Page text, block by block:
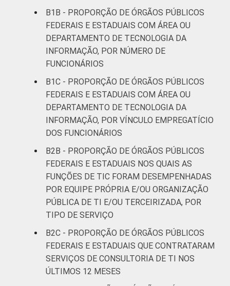
B1B - PROPORÇÃO DE ÓRGÃOS PÚBLICOS
FEDERAIS E ESTADUAIS COM ÁREA OU
DEPARTAMENTO DE TECNOLOGIA DA
INFORMAÇÃO, POR NÚMERO DE
FUNCIONÁRIOS
B1C - PROPORÇÃO DE ÓRGÃOS PÚBLICOS
FEDERAIS E ESTADUAIS COM ÁREA OU
DEPARTAMENTO DE TECNOLOGIA DA
INFORMAÇÃO, POR VÍNCULO EMPREGATÍCIO
DOS FUNCIONÁRIOS
B2B - PROPORÇÃO DE ÓRGÃOS PÚBLICOS
FEDERAIS E ESTADUAIS NOS QUAIS AS
FUNÇÕES DE TIC FORAM DESEMPENHADAS
POR EQUIPE PRÓPRIA E/OU ORGANIZAÇÃO
PÚBLICA DE TI E/OU TERCEIRIZADA, POR
TIPO DE SERVIÇO
B2C - PROPORÇÃO DE ÓRGÃOS PÚBLICOS
FEDERAIS E ESTADUAIS QUE CONTRATARAM
SERVIÇOS DE CONSULTORIA DE TI NOS
ÚLTIMOS 12 MESES